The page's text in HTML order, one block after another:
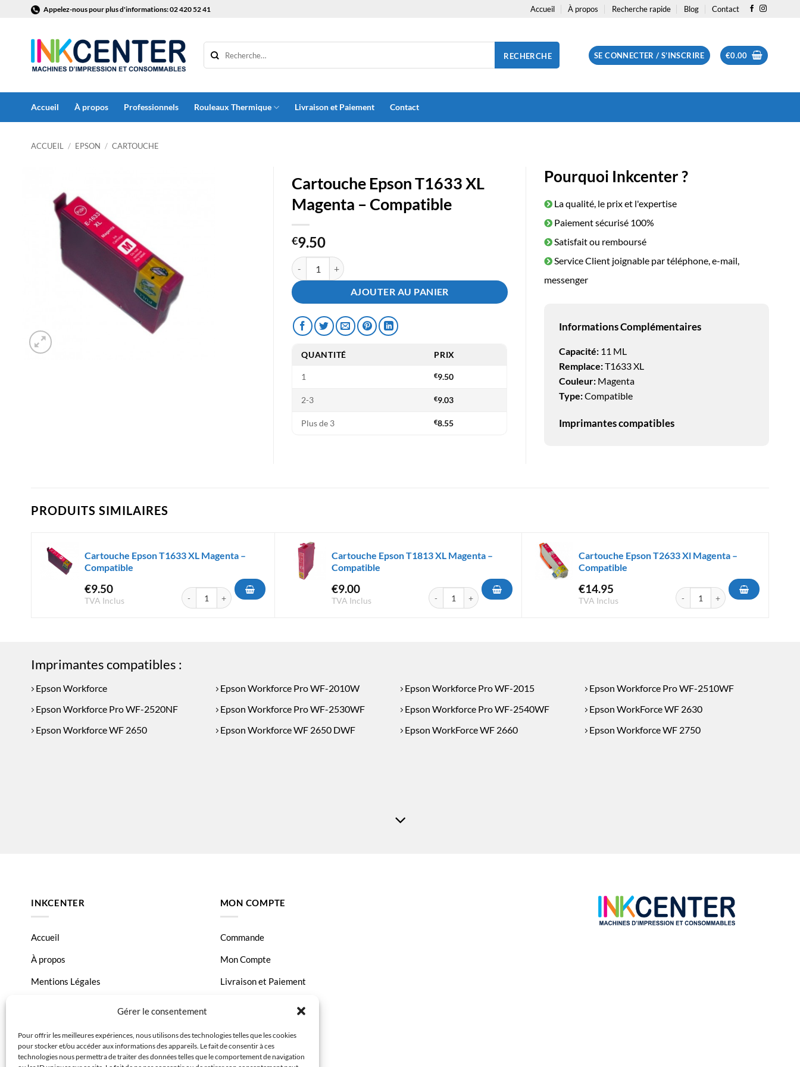
Gérer le consentement
Pour offrir les meilleures expériences, nous utilisons des technologies telles que les cookies
pour stocker et/ou accéder aux informations des appareils. Le fait de consentir à ces
technologies nous permettra de traiter des données telles que le comportement de navigation
contenu
Appelez-nous pour plus d'informations: 02 420 52 41 Accueil À propos Recherche rapide Blog Contact
RECHERCHE SE CONNECTER / S’INSCRIRE €0.00
Accueil À propos Professionnels Rouleaux Thermique Livraison et Paiement Contact
ACCUEIL / EPSON / CARTOUCHE
Cartouche Epson T1633 XL
Magenta – Compatible
€9.50
quantité de Cartouche Epson T1633 XL Magenta - Compatible
AJOUTER AU PANIER
QUANTITÉ PRIX
1 €9.50
2-3 €9.03
Plus de 3 €8.55
Pourquoi Inkcenter ?
La qualité, le prix et l'expertise
Paiement sécurisé 100%
Satisfait ou remboursé
Service Client joignable par téléphone, e-mail,
messenger
Informations Complémentaires
Capacité:11 ML
Remplace:T1633 XL
Couleur: Magenta
Type:Compatible
Imprimantes compatibles
PRODUITS SIMILAIRES
Cartouche Epson T1633 XL Magenta –
Compatible
€9.50
TVA Inclus
quantité de Cartouche Epson T1633 XL Magenta - Compatible
Cartouche Epson T1813 XL Magenta –
Compatible
€9.00
TVA Inclus
quantité de Cartouche Epson T1813 XL Magenta - Compatible
Cartouche Epson T2633 Xl Magenta –
Compatible
€14.95
TVA Inclus
quantité de Cartouche Epson
Imprimantes compatibles :
Epson Workforce Epson Workforce Pro WF-2010W Epson Workforce Pro WF-2015
Epson Workforce Pro WF-2510WF
Epson Workforce Pro WF-2520NF
Epson Workforce Pro WF-2530WF Epson Workforce Pro WF-2540WF
Epson WorkForce WF 2630
Epson Workforce WF 2650
Epson Workforce WF 2650 DWF Epson WorkForce WF 2660 Epson Workforce WF 2750
INKCENTER
Accueil
À propos
Mentions Légales
Politique de confidentialité
MON COMPTE
Commande
Mon Compte
Livraison et Paiement